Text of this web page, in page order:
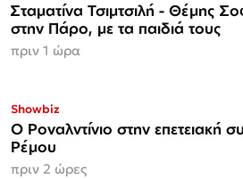
Σταματίνα Τσιμτσιλή - Θέμης
στην Πάρο, με τα παιδιά τους
πριν 1 ώρα
Showbiz
Ο Ροναλντίνιο στην επετειακή
Ρέμου
πριν 2 ώρες